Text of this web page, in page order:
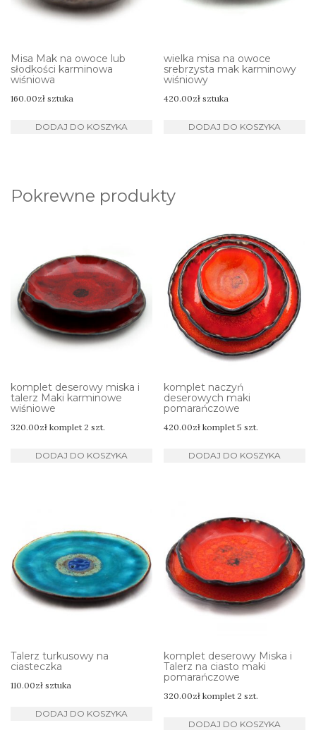
Misa Mak na owoce lub
słodkości karminowa
wiśniowa
160.00zł sztuka
DODAJ DO KOSZYKA
wielka misa na owoce
srebrzysta mak karminowy
wiśniowy
420.00zł sztuka
DODAJ DO KOSZYKA
Pokrewne produkty
komplet deserowy miska i
talerz Maki karminowe
wiśniowe
320.00zł komplet 2 szt.
DODAJ DO KOSZYKA
komplet naczyń
deserowych maki
pomarańczowe
420.00zł komplet 5 szt.
DODAJ DO KOSZYKA
Talerz turkusowy na
ciasteczka
110.00zł sztuka
DODAJ DO KOSZYKA
komplet deserowy Miska i
Talerz na ciasto maki
pomarańczowe
320.00zł komplet 2 szt.
DODAJ DO KOSZYKA